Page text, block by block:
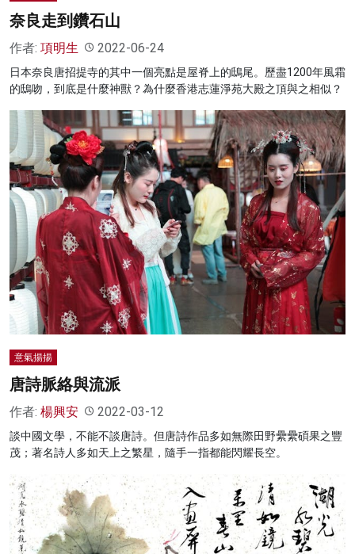
奈良走到鑽石山
作者: 項明生 2022-06-24
日本奈良唐招提寺的其中一個亮點是屋脊上的鴟尾。歷盡1200年風霜
的鴟吻，到底是什麼神獸？為什麼香港志蓮淨苑大殿之頂與之相似？
意氣揚揚
唐詩脈絡與流派
作者: 楊興安 2022-03-12
談中國文學，不能不談唐詩。但唐詩作品多如無際田野纍纍碩果之豐
茂；著名詩人多如天上之繁星，隨手一指都能閃耀長空。